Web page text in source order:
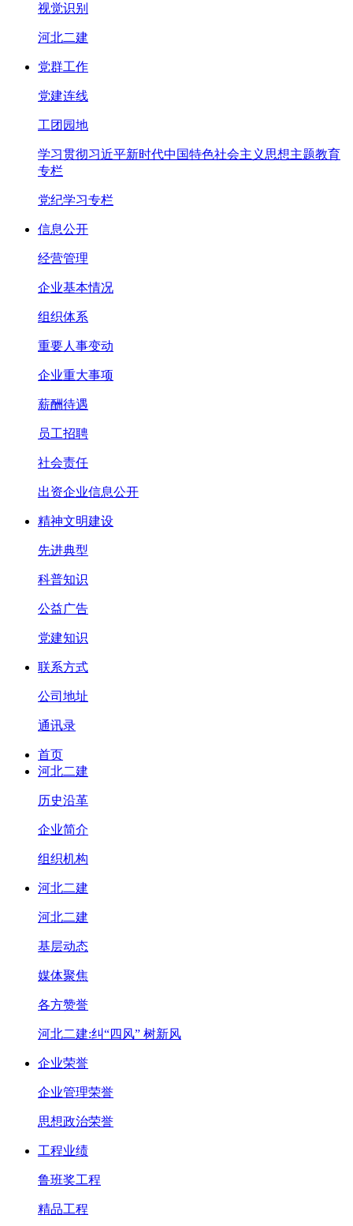
视觉识别
河北二建
党群工作
党建连线
工团园地
学习贯彻习近平新时代中国特色社会主义思想主题教育
专栏
党纪学习专栏
信息公开
经营管理
企业基本情况
组织体系
重要人事变动
企业重大事项
薪酬待遇
员工招聘
社会责任
出资企业信息公开
精神文明建设
先进典型
科普知识
公益广告
党建知识
联系方式
公司地址
通讯录
首页
河北二建
历史沿革
企业简介
组织机构
河北二建
河北二建
基层动态
媒体聚焦
各方赞誉
河北二建:纠“四风” 树新风
企业荣誉
企业管理荣誉
思想政治荣誉
工程业绩
鲁班奖工程
精品工程